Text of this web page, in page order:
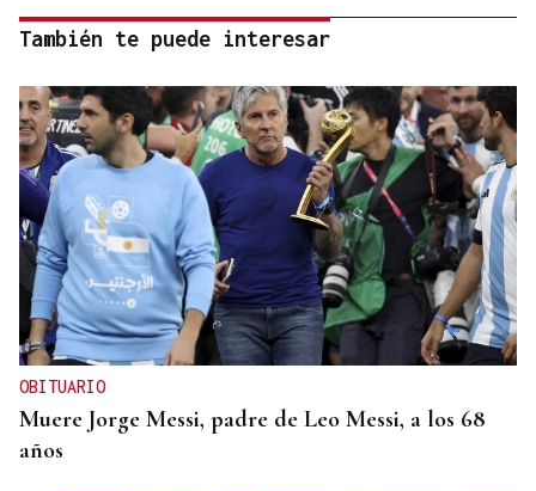
También te puede interesar
OBITUARIO
Muere Jorge Messi, padre de Leo Messi, a los 68
años